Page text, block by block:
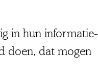
in hun informatie-
doen, dat mogen